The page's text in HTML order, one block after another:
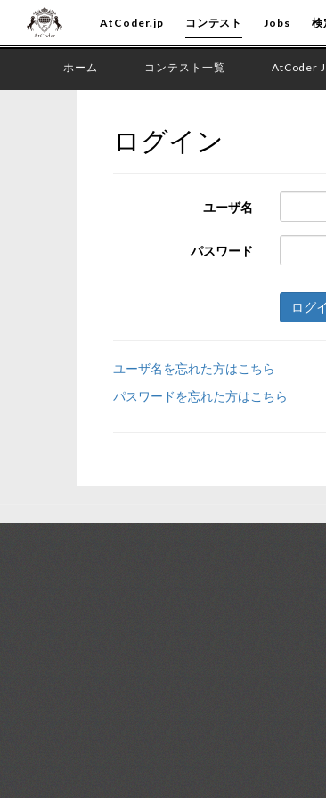
AtCoder.jp コンテスト Jobs 検
ホーム コンテスト一覧 AtCoder
ログイン
ユーザ名
パスワード
ログ
ユーザ名を忘れた方はこちら
パスワードを忘れた方はこちら